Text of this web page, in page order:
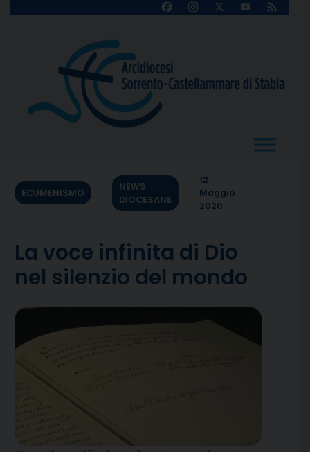
FacebookInstagram
X
YouTube
Feed
ECUMENISMO
NEWS
DIOCESANE
12
Maggio
2020
La voce infinita di Dio
nel silenzio del mondo